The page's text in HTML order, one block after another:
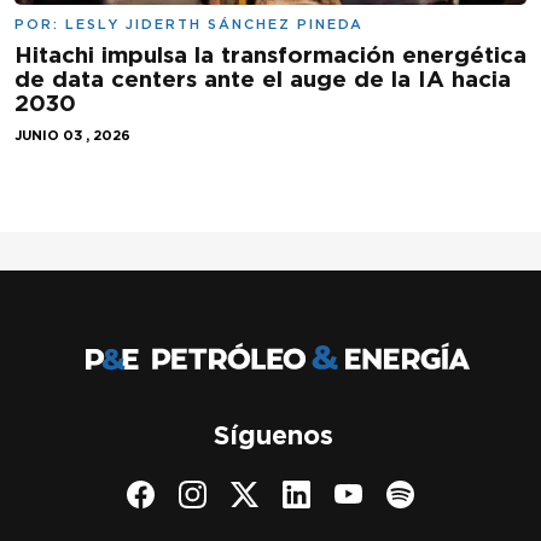
POR: LESLY JIDERTH SÁNCHEZ PINEDA
Hitachi impulsa la transformación energética
de data centers ante el auge de la IA hacia
2030
JUNIO 03 , 2026
Síguenos